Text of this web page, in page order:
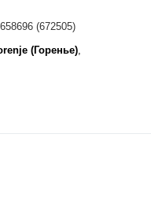
(672505)
(Горенье),